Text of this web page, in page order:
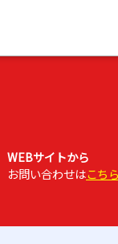
WEBサイトから
お問い合わせはこちら